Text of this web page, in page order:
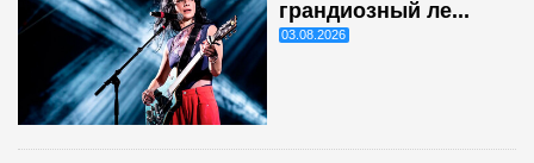
грандиозный ле...
03.08.2026